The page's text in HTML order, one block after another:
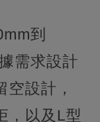
到
需求設計
設計，
，以及L型